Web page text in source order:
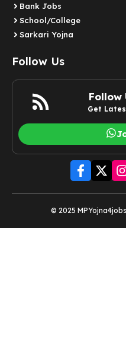
Bank Jobs
School/College
Sarkari Yojna
Follow Us
Follow
Get
© 2025